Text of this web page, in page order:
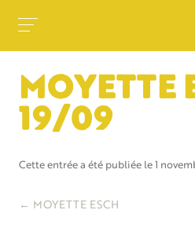
MOYETTE
19/09
Cette entrée a été publiée le 1
Navigation
← MOYETTE ESCH